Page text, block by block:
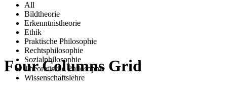
Four Columns Grid
All
Bildtheorie
Erkenntnistheorie
Ethik
Praktische Philosophie
Rechtsphilosophie
Sozialphilosophie
Theoretische Philosophie
Wissenschaftslehre